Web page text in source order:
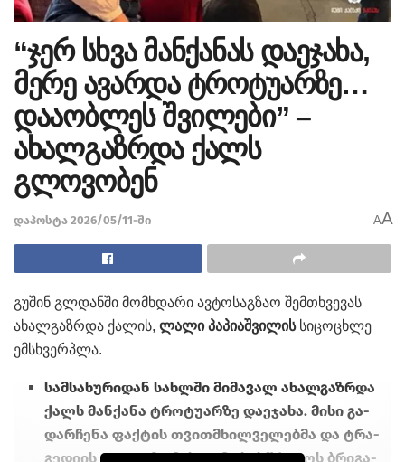
“ჯერ სხვა მანქანას დაეჯახა,
მერე ავარდა ტროტუარზე…
დააობლეს შვილები” –
ახალგაზრდა ქალს
გლოვობენ
დაპოსტა 2026/05/11-ში AA
გუ­შინ გლ­დან­ში მომ­ხდა­რი ავ­ტო­საგ­ზაო შემ­თხვე­ვას
ახალ­გაზ­რდა ქა­ლის, ლალი პა­პი­აშ­ვი­ლისსი­ცო­ცხლე
ემსხვერ­პლა.
სამ­სა­ხუ­რი­დან სახ­ლში მი­მა­ვალ ახალ­გაზ­რდა
ქალს მან­ქა­ნა ტრო­ტუ­არ­ზე და­ე­ჯა­ხა. მისი გა­
დარ­ჩე­ნა ფაქ­ტის თვითმხილ­ვე­ლებ­მა და ტრა­
გე­დი­ის ად­გილ­ზე მი­სულ­მა სას­წრა­ფოს ბრი­გა­